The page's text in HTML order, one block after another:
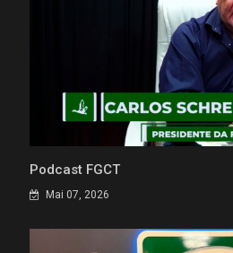
Podcast FGCT
Mai 07, 2026